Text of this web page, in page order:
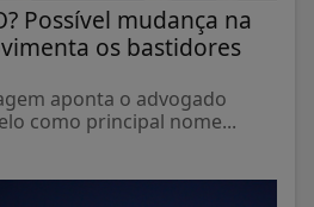
Possível mudança na
os bastidores
aponta o advogado
como principal nome...